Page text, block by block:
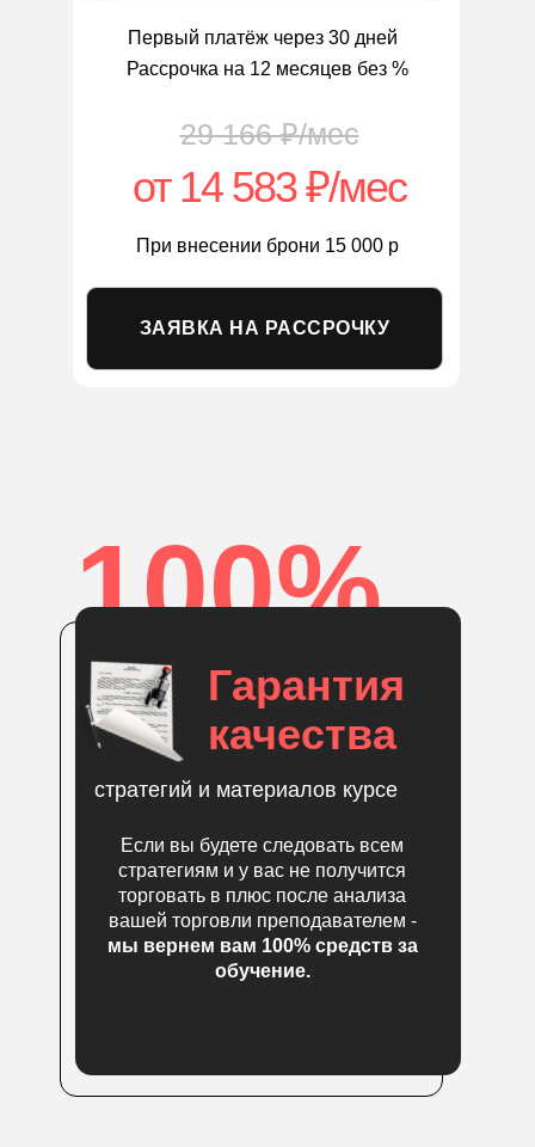
ЗАЯВКА НА РАССРОЧКУ
Рассрочка на 12 месяцев без %
от 14 583 ₽/мес
Первый платёж через 30 дней
29 166 ₽/мес
При внесении брони 15 000 р
100%
стратегий и материалов курсе
Гарантия
качества
Если вы будете следовать всем
стратегиям и у вас не получится
торговать в плюс после анализа
вашей торговли преподавателем -
мы вернем вам 100% средств за
обучение.